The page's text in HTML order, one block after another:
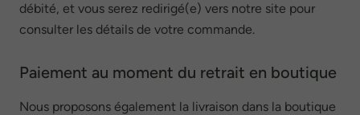
débité, et vous serez redirigé(e) vers notre site pour
consulter les détails de votre commande.
Paiement au moment du retrait en boutique
Nous proposons également la livraison dans la boutique